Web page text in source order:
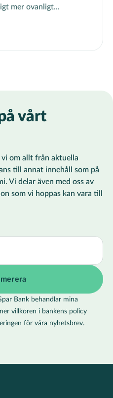
mer ovanligt...
vårt
om allt från aktuella
till annat innehåll som på
Vi delar även med oss av
som vi hoppas kan vara till
Bank behandlar mina
villkoren i bankens policy
för våra nyhetsbrev.